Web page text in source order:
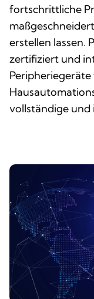
fortschrittliche
erstellen lassen.
zertifiziert und
vollständige und